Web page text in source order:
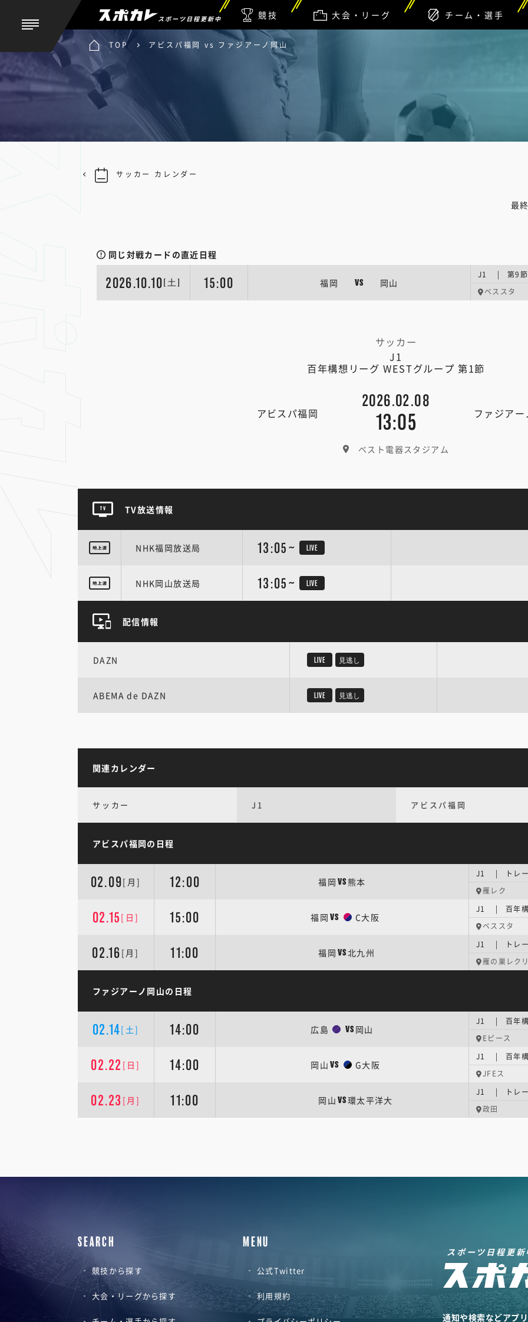
スポーツ日程更新中 競技 大会・リーグ チーム・選手
TOP アビスパ福岡 vs ファジアーノ岡山
最
同じ対戦カードの直近日程
2026.10.10 [土] 15:00 福岡 VS 岡山
J1 | 第9節
ベススタ
サッカー
J1
百年構想リーグ WESTグループ 第1節
アビスパ福岡
2026.02.08
13:05 ファジア
ベスト電器スタジアム
サッカー カレンダー
TV放送情報
NHK福岡放送局 13:05~ LIVE
NHK岡山放送局 13:05~ LIVE
配信情報
DAZN LIVE 見逃し
ABEMA de DAZN LIVE 見逃し
関連カレンダー
サッカー J1 アビスパ福岡
アビスパ福岡の日程
02.09[月] 12:00 福岡 VS熊本
J1 | トレー
雁レク
02.15 [日] 15:00 福岡 VS C大阪
J1 | 百年構
ベススタ
02.16 [月] 11:00 福岡 VS北九州
J1 | トレー
雁の巣レク
ファジアーノ岡山の日程
02.14[土] 14:00 広島 VS 岡山
J1 | 百年構
Eピース
02.22 [日] 14:00 岡山 VS G大阪
J1 | 百年構
JFEス
02.23 [月] 11:00 岡山 VS環太平洋大
J1 | トレー
政田
SEARCH
競技から探す
大会・リーグから探す
MENU
公式Twitter
利用規約
スポーツ日程更新
通知や検索などアプ